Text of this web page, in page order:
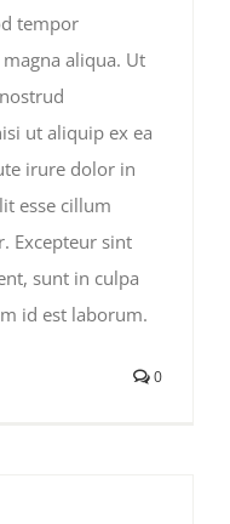
tempor
aliqua. Ut
ut aliquip ex ea
irure dolor in
esse cillum
Excepteur sint
sunt in culpa
id est laborum.
0